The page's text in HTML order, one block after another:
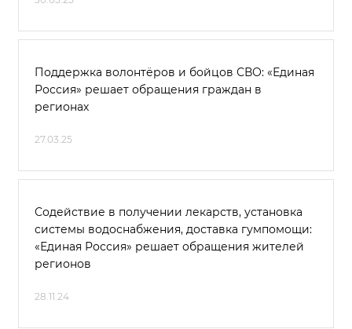
Поддержка волонтёров и бойцов СВО: «Единая
Россия» решает обращения граждан в
регионах
27.03.25
Содействие в получении лекарств, установка
системы водоснабжения, доставка гумпомощи:
«Единая Россия» решает обращения жителей
регионов
28.11.24